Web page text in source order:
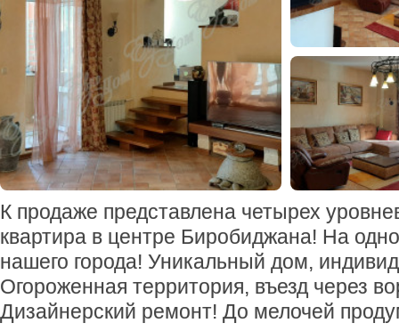
К продаже представлена четырех
квартира в центре Биробиджана! На
нашего города! Уникальный дом,
Огороженная территория, въезд через
Дизайнерский ремонт! До мелочей